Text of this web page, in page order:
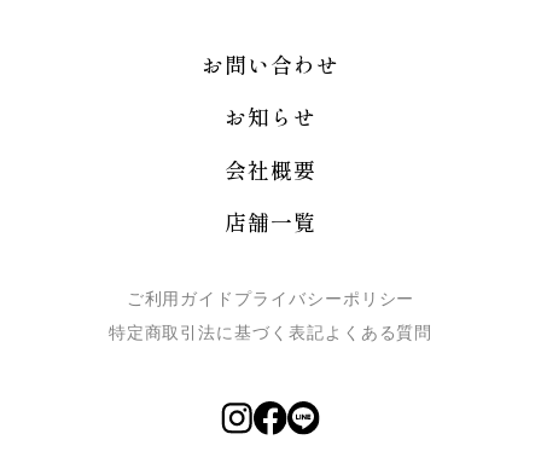
お問い合わせ
お知らせ
会社概要
店舗一覧
ご利用ガイド プライバシーポリシー
特定商取引法に基づく表記よくある質問